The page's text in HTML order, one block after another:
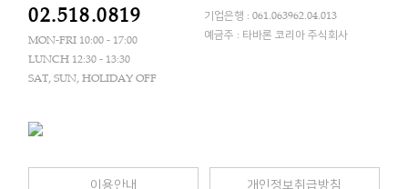
02.518.0819
MON-FRI 10:00 - 17:00
LUNCH 12:30 - 13:30
SAT, SUN, HOLIDAY OFF
기업은행 : 061.063962.04.013
예금주 : 타바론 코리아 주식회사
이용안내 개인정보취급방침